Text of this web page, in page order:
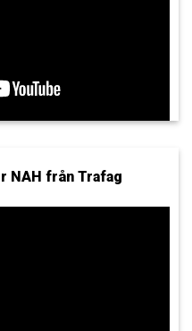
NAH från Trafag